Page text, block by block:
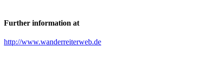
Further information at
http://www.wanderreiterweb.de